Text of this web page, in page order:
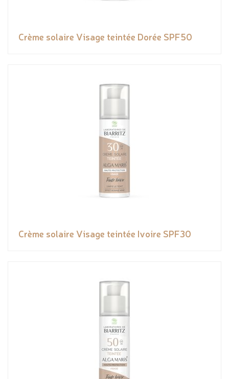
Crème solaire Visage teintée Dorée SPF50
Crème solaire Visage teintée Ivoire SPF30